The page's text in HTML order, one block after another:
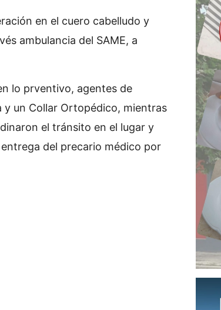
en el cuero cabelludo y
ambulancia del SAME, a
lo prventivo, agentes de
un Collar Ortopédico, mientras
el tránsito en el lugar y
del precario médico por